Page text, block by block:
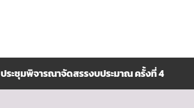
ประชุมพิจารณาจัดสรรงบประมาณ ครั้งที่ 4